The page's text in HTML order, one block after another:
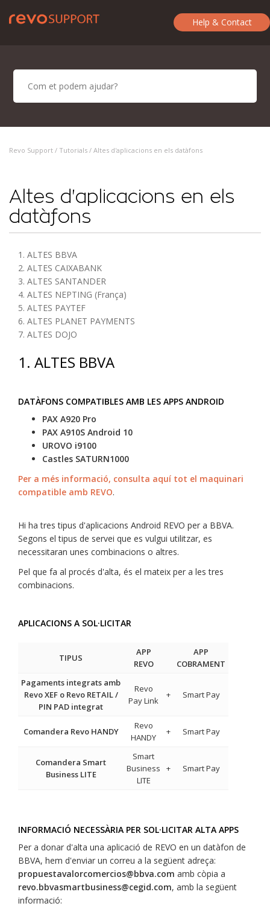
Help & Contact
Revo Support / Tutorials / Altes d'aplicacions en els datàfons
Altes d'aplicacions en els
datàfons
1. ALTES BBVA
2. ALTES CAIXABANK
3. ALTES SANTANDER
4. ALTES NEPTING (França)
5. ALTES PAYTEF
6. ALTES PLANET PAYMENTS
7. ALTES DOJO
1. ALTES BBVA
DATÀFONS COMPATIBLES AMB LES APPS ANDROID
PAX A920 Pro
PAX A910S Android 10
UROVO i9100
Castles SATURN1000
Per a més informació, consulta aquí tot el maquinari
compatible amb REVO.
Hi ha tres tipus d'aplicacions Android REVO per a BBVA.
Segons el tipus de servei que es vulgui utilitzar, es
necessitaran unes combinacions o altres.
Pel que fa al procés d'alta, és el mateix per a les tres
combinacions.
APLICACIONS A SOL·LICITAR
TIPUS
APP
REVO
APP
COBRAMENT
Pagaments integrats amb
Revo XEF o Revo RETAIL /
PIN PAD integrat
Revo
Pay Link
+ Smart Pay
Comandera Revo HANDY
Revo
HANDY
+ Smart Pay
Comandera Smart
Business LITE
Smart
Business
LITE
+ Smart Pay
INFORMACIÓ NECESSÀRIA PER SOL·LICITAR ALTA APPS
Per a donar d'alta una aplicació de REVO en un datàfon de
BBVA, hem d'enviar un correu a la següent adreça:
propuestavalorcomercios@bbva.com amb còpia a
revo.bbvasmartbusiness@cegid.com, amb la següent
informació: